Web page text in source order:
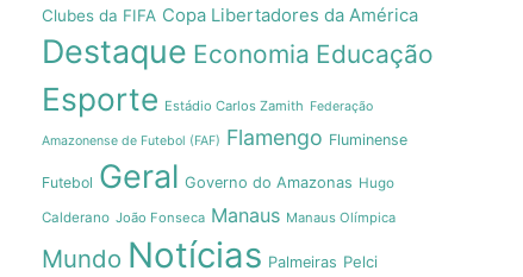
Clubes da FIFA Copa Libertadores da América
Destaque Economia Educação
Esporte Estádio Carlos Zamith Federação
Amazonense de Futebol (FAF) Flamengo Fluminense
Futebol Geral Governo do Amazonas Hugo
Calderano João Fonseca Manaus Manaus Olímpica
Mundo Notícias Palmeiras Pelci